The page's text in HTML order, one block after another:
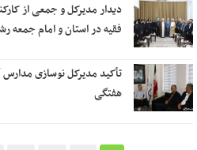
دیدار مدیرکل و جمعی از
فقیه در استان و امام جمعه
تأکید مدیرکل نوسازی
هفتگی